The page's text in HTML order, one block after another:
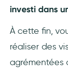
investi dans
À cette fin,
réaliser des
agrémentées